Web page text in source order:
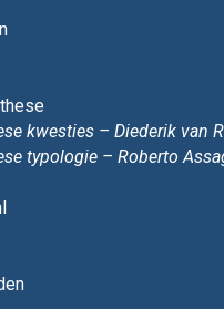
kwesties – Diederik van
typologie – Roberto